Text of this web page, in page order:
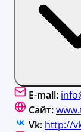
E-mail:
Сайт:
Vk: http://